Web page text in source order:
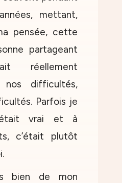
mettant,
pensée, cette
partageant
réellement
nos difficultés,
Parfois je
vrai et à
c’était plutôt
bien de mon